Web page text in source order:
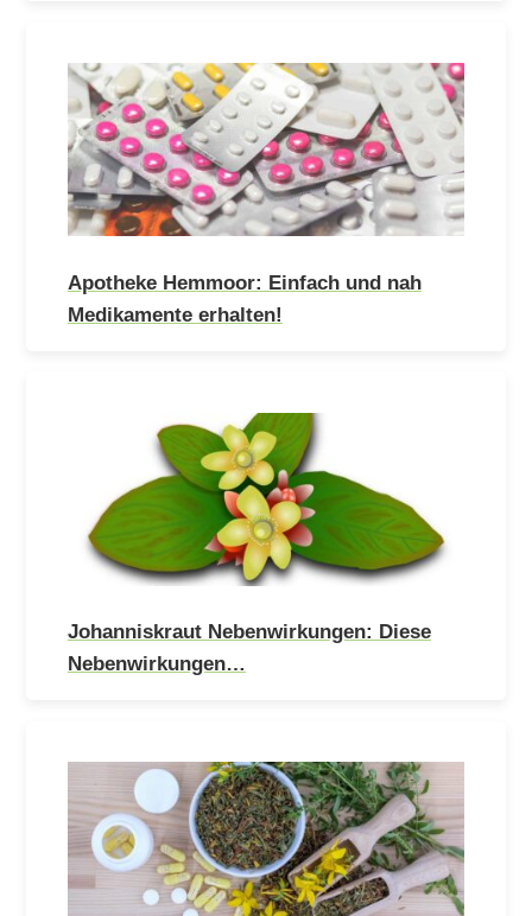
Apotheke Hemmoor: Einfach und nah
Medikamente erhalten!
Johanniskraut Nebenwirkungen: Diese
Nebenwirkungen…